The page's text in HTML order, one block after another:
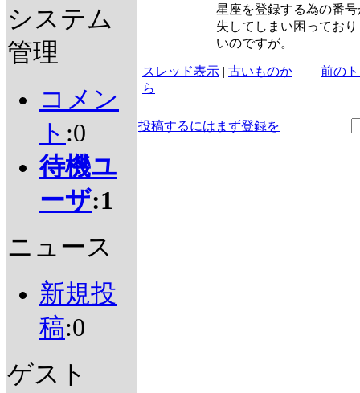
システム
管理
コメン
ト :0
待機ユ
ーザ:1
ニュース
新規投
稿:0
ゲスト
星座を登録する為の番
失してしまい困ってお
いのですが。
スレッド表示 | 古いものか
ら
前の
投稿するにはまず登録を